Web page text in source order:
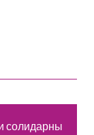
солидарны